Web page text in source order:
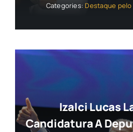
Categories: Destaque pelo
Izalci Lucas
Candidatura A